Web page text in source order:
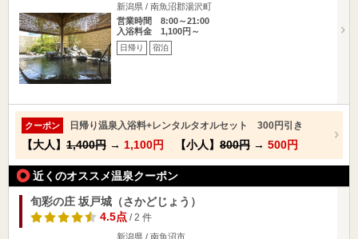
新潟県 / 南魚沼郡湯沢町
営業時間 8:00～21:00
入浴料金 1,100円～
日帰り 宿泊
クーポン 日帰り温泉入浴料+レンタルタオルセット 300円引き
【大人】 1,400円 → 1,100円 【小人】 800円 → 500円
近くのオススメ温泉クーポン
旬彩の庄 坂戸城（さかどじょう）
4.5点/ 2 件
新潟県 / 南魚沼市